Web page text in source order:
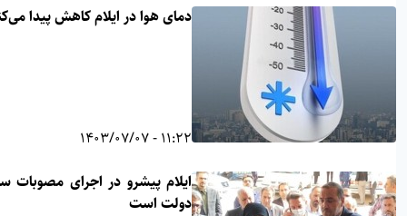
دمای هوا در ایلام کاهش پیدا می‌کند
11:22 - 1403/07/07
ایلام پیشرو در اجرای مصوبات سفر
دولت است